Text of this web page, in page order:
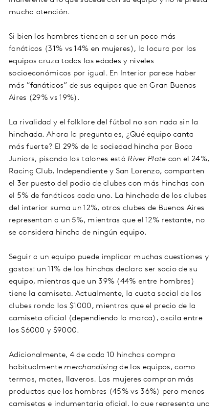
mucha atención.
Si bien los hombres tienden a ser un poco más
fanáticos (31% vs 14% en mujeres), la locura por los
equipos cruza todas las edades y niveles
socioeconómicos por igual. En Interior parece haber
más “fanáticos” de sus equipos que en Gran Buenos
Aires (29% vs 19%).
La rivalidad y el folklore del fútbol no son nada sin la
hinchada. Ahora la pregunta es, ¿Qué equipo canta
más fuerte? El 29% de la sociedad hincha por Boca
Juniors, pisando los talones estáRiver Plate con el 24%,
Racing Club, Independiente y San Lorenzo, comparten
el 3er puesto del podio de clubes con más hinchas con
el 5% de fanáticos cada uno. La hinchada de los clubes
del interior suma un 12%, otros clubes de Buenos Aires
representan a un 5%, mientras que el 12% restante, no
se considera hincha de ningún equipo.
Seguir a un equipo puede implicar muchas cuestiones y
gastos: un 11% de los hinchas declara ser socio de su
equipo, mientras que un 39% (44% entre hombres)
tiene la camiseta. Actualmente, la cuota social de los
clubes ronda los $1000, mientras que el precio de la
camiseta oficial (dependiendo la marca), oscila entre
los $6000 y $9000.
Adicionalmente, 4 de cada 10 hinchas compra
habitualmentemerchandisingde los equipos, como
termos, mates, llaveros. Las mujeres compran más
productos que los hombres (45% vs 36%) pero menos
camisetas e indumentaria oficial, lo que representa una